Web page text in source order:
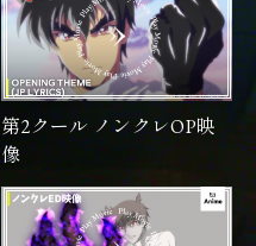
第2クール ノンクレOP映
像